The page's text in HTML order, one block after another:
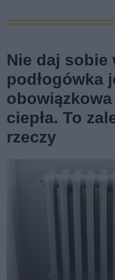
Nie daj sobie
podłogówka
ciepła. To
rzeczy